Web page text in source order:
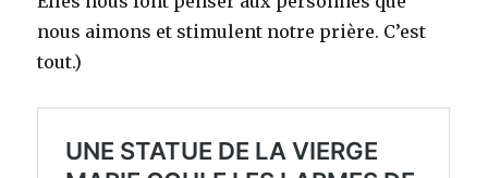
nous aimons et stimulent notre prière. C’est
tout.)